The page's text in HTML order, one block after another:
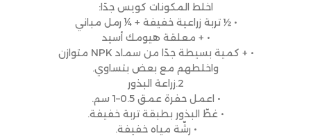
اخلط المكونات كويس جدًا:
• ½ تربة زراعية خفيفة + ¼ رمل مباني
• + معلقة هيومك أسيد
• + كمية بسيطة جدًا من سماد NPK متوازن
واخلطهم مع بعض بتساوي.
2.زراعة البذور
• اعمل حفرة عمق 0.5–1 سم.
• غطّ البذور بطبقة تربة خفيفة.
• رشّة مياه خفيفة.